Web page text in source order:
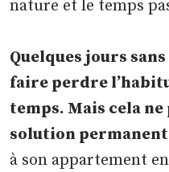
nature et le temps
Quelques jours
faire perdre
temps. Mais cela
solution
à son appartement